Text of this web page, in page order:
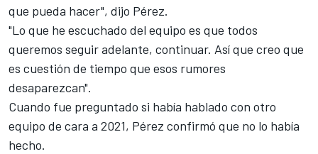
que pueda hacer", dijo Pérez.
"Lo que he escuchado del equipo es que todos
queremos seguir adelante, continuar. Así que creo que
es cuestión de tiempo que esos rumores
desaparezcan".
Cuando fue preguntado si había hablado con otro
equipo de cara a 2021, Pérez confirmó que no lo había
hecho.